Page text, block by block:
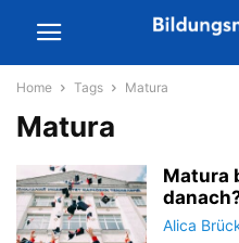
Home Tags Matura
Matura
Matura
Alica